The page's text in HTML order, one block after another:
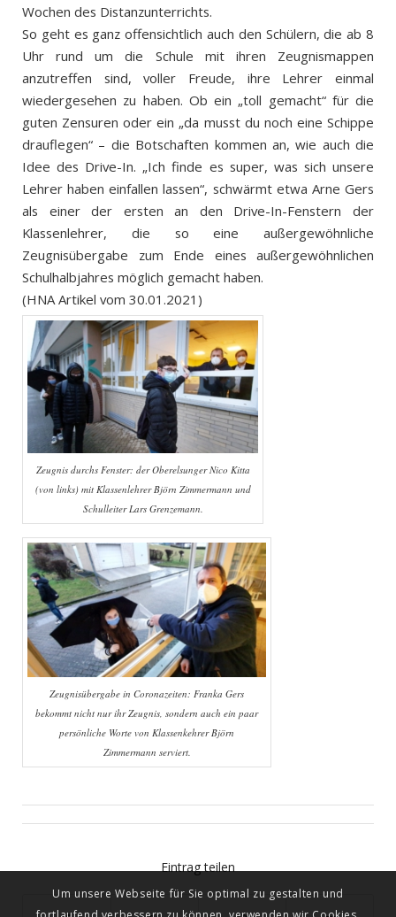
Wochen des Distanzunterrichts.
So geht es ganz offensichtlich auch den Schülern, die ab 8
Uhr rund um die Schule mit ihren Zeugnismappen
anzutreffen sind, voller Freude, ihre Lehrer einmal
wiedergesehen zu haben. Ob ein „toll gemacht“ für die
guten Zensuren oder ein „da musst du noch eine Schippe
drauflegen“ – die Botschaften kommen an, wie auch die
Idee des Drive-In. „Ich finde es super, was sich unsere
Lehrer haben einfallen lassen“, schwärmt etwa Arne Gers
als einer der ersten an den Drive-In-Fenstern der
Klassenlehrer, die so eine außergewöhnliche
Zeugnisübergabe zum Ende eines außergewöhnlichen
Schulhalbjahres möglich gemacht haben.
(HNA Artikel vom 30.01.2021)
Zeugnis durchs Fenster: der Oberelsunger Nico Kitta
(von links) mit Klassenlehrer Björn Zimmermann und
Schulleiter Lars Grenzemann.
Zeugnisübergabe in Coronazeiten: Franka Gers
bekommt nicht nur ihr Zeugnis, sondern auch ein paar
persönliche Worte von Klassenkehrer Björn
Zimmermann serviert.
Eintrag teilen
Um unsere Webseite für Sie optimal zu gestalten und